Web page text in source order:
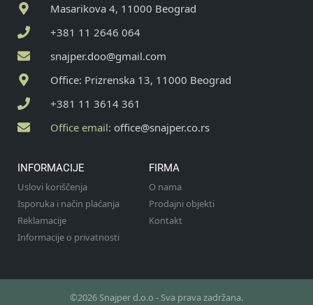
Masarikova 4, 11000 Beograd
+381 11 2646 064
snajper.doo@gmail.com
Office: Prizrenska 13, 11000 Beograd
+381 11 3614 361
Office email: office@snajper.co.rs
INFORMACIJE
Uslovi koriščenja
Isporuka i način plaćanja
Reklamacije
Informacije o privatnosti
FIRMA
O nama
Prodajni objekti
Kontakt
©2026 Snajper d.o.o - Sva prava zadržana.